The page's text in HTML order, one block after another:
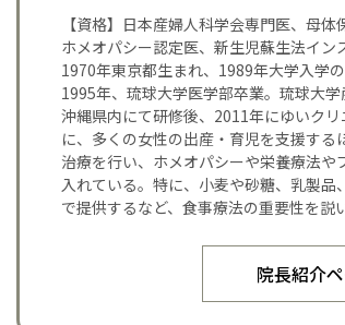
【資格】日本産婦人科学会専門医、母体
ホメオパシー認定医、新生児蘇生法イン
1970年東京都生まれ、1989年大学入学の
1995年、琉球大学医学部卒業。琉球大学
沖縄県内にて研修後、2011年にゆいク
に、多くの女性の出産・育児を支援す
治療を行い、ホメオパシーや栄養療法
入れている。特に、小麦や砂糖、乳製
で提供するなど、食事療法の重要性を説
院長紹介